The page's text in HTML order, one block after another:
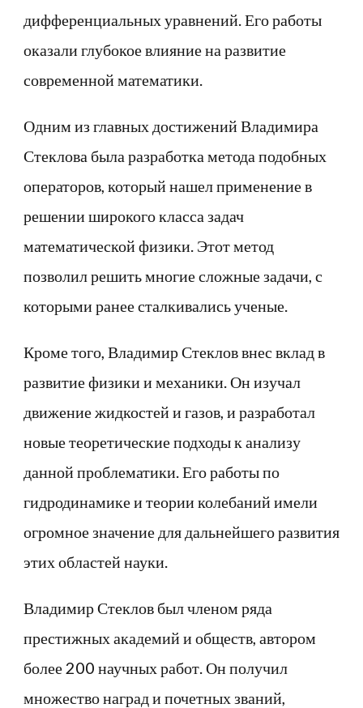
дифференциальных уравнений. Его работы
оказали глубокое влияние на развитие
современной математики.
Одним из главных достижений Владимира
Стеклова была разработка метода подобных
операторов, который нашел применение в
решении широкого класса задач
математической физики. Этот метод
позволил решить многие сложные задачи, с
которыми ранее сталкивались ученые.
Кроме того, Владимир Стеклов внес вклад в
развитие физики и механики. Он изучал
движение жидкостей и газов, и разработал
новые теоретические подходы к анализу
данной проблематики. Его работы по
гидродинамике и теории колебаний имели
огромное значение для дальнейшего развития
этих областей науки.
Владимир Стеклов был членом ряда
престижных академий и обществ, автором
более 200 научных работ. Он получил
множество наград и почетных званий,